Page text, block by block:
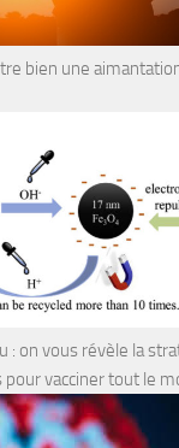
bien une
: on vous révèle la
vacciner tout le